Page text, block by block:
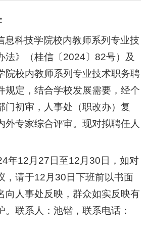
息科技学院校内教师系列专业技
法》（桂信〔2024〕82号）及
院校内教师系列专业技术职务聘
规定，结合学校发展需要，经个
门初审，人事处（职改办）复
外专家综合评审。现对拟聘任人
年12月27日至12月30日，如对
，请于12月30日下班前以书面
向人事处反映，群众如实反映有
。联系人：池锴，联系电话：